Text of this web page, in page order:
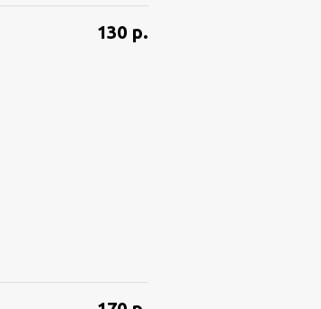
130 р.